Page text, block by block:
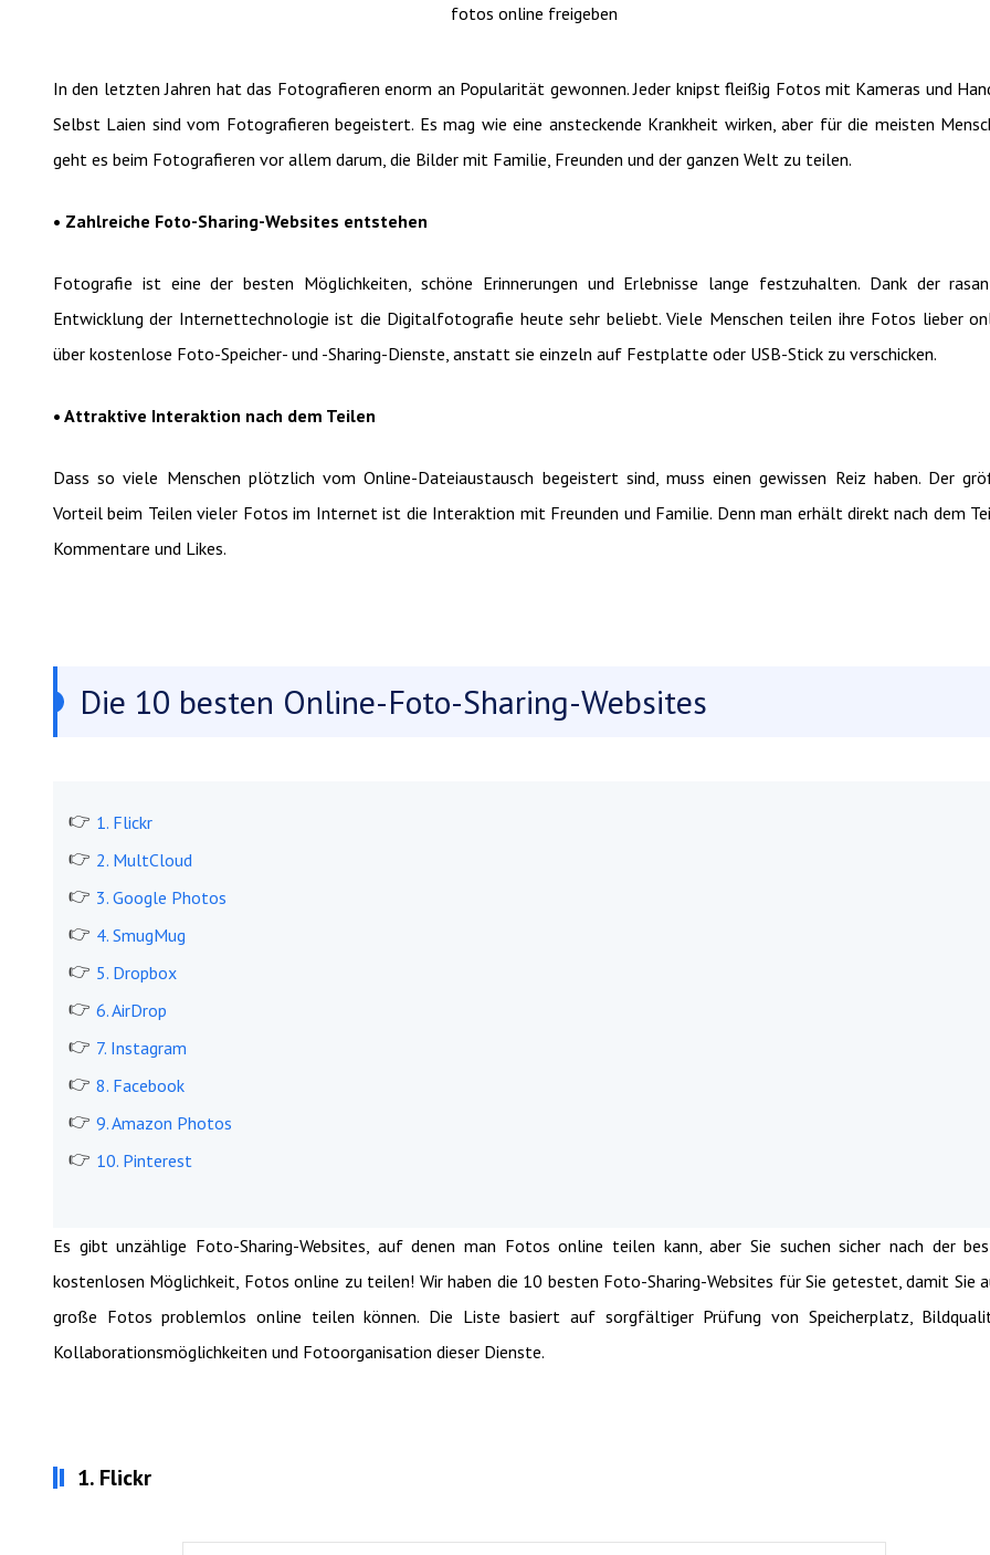
fotos online freigeben
In den letzten Jahren hat das Fotografieren enorm an Popularität gewonnen. Jeder knipst fleißig Fotos mit Kameras und
Selbst Laien sind vom Fotografieren begeistert. Es mag wie eine ansteckende Krankheit wirken, aber für die meisten
geht es beim Fotografieren vor allem darum, die Bilder mit Familie, Freunden und der ganzen Welt zu teilen.
• Zahlreiche Foto-Sharing-Websites entstehen
Fotografie ist eine der besten Möglichkeiten, schöne Erinnerungen und Erlebnisse lange festzuhalten. Dank der
Entwicklung der Internettechnologie ist die Digitalfotografie heute sehr beliebt. Viele Menschen teilen ihre Fotos lieber
über kostenlose Foto-Speicher- und -Sharing-Dienste, anstatt sie einzeln auf Festplatte oder USB-Stick zu verschicken.
• Attraktive Interaktion nach dem Teilen
Dass so viele Menschen plötzlich vom Online-Dateiaustausch begeistert sind, muss einen gewissen Reiz haben. Der
Vorteil beim Teilen vieler Fotos im Internet ist die Interaktion mit Freunden und Familie. Denn man erhält direkt nach dem
Kommentare und Likes.
Die 10 besten Online-Foto-Sharing-Websites
1. Flickr
2. MultCloud
3. Google Photos
4. SmugMug
5. Dropbox
6. AirDrop
7. Instagram
8. Facebook
9. Amazon Photos
10. Pinterest
Es gibt unzählige Foto-Sharing-Websites, auf denen man Fotos online teilen kann, aber Sie suchen sicher nach der
kostenlosen Möglichkeit, Fotos online zu teilen! Wir haben die 10 besten Foto-Sharing-Websites für Sie getestet, damit Sie
große Fotos problemlos online teilen können. Die Liste basiert auf sorgfältiger Prüfung von Speicherplatz,
Kollaborationsmöglichkeiten und Fotoorganisation dieser Dienste.
1. Flickr